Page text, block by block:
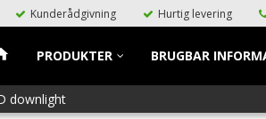
Kunderådgivning Hurtig levering
PRODUKTER BRUGBAR
downlight